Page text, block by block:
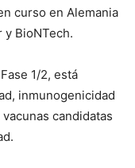
curso en Alemania
BioNTech.
1/2, está
inmunogenicidad
candidatas